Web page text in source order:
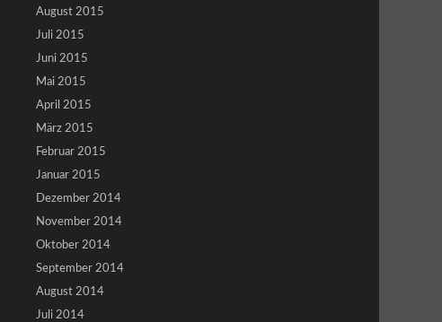
August 2015
Juli 2015
Juni 2015
Mai 2015
April 2015
März 2015
Februar 2015
Januar 2015
Dezember 2014
November 2014
Oktober 2014
September 2014
August 2014
Juli 2014